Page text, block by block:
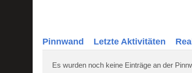
Pinnwand Letzte Aktivitäten
Es wurden noch keine Einträge an der